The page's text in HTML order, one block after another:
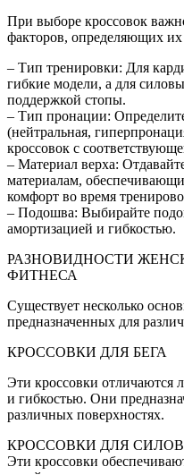
При выборе кроссовок
факторов, определяющих
– Тип тренировки: Для
гибкие модели, а для
поддержкой стопы.
– Тип пронации:
(нейтральная,
кроссовок с
– Материал верха:
материалам,
комфорт во время
– Подошва: Выбирайте
амортизацией и гибкостью.
РАЗНОВИДНОСТИ
ФИТНЕСА
Существует несколько
предназначенных для
КРОССОВКИ ДЛЯ БЕГА
Эти кроссовки отличаются
и гибкостью. Они
различных поверхностях.
КРОССОВКИ ДЛЯ
Эти кроссовки